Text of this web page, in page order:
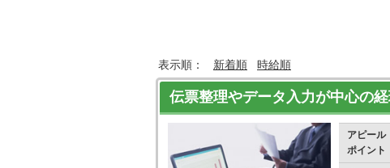
表示順： 新着順 時給順
伝票整理やデータ入力が中心の
アピール
ポイント